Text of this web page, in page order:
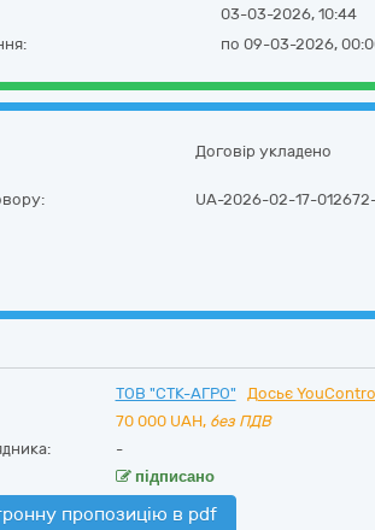
03-03-2026, 10:44
по 09-03-2026,
Договір укладено
UA-2026-02-17-
ТОВ "СТК-АГРО"
Досьє
70 000 UAH, без ПДВ
-
підписано
пропозицію в pdf